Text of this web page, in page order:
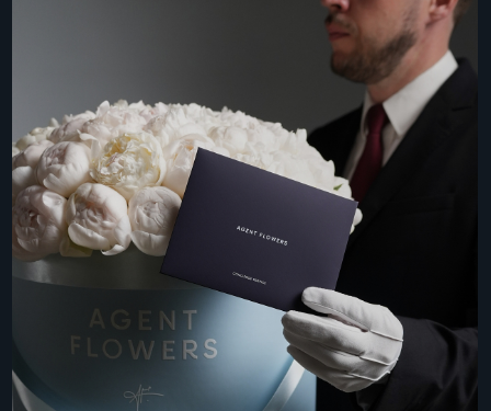
Подробнее
КОНСЬЕРЖ-СЕРВИС: ПОЛНОЕ
СОПРОВОЖДЕНИЕ ЗАКАЗА